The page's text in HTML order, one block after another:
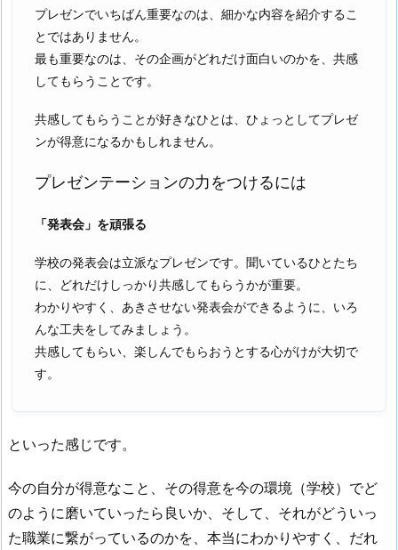
プレゼンでいちばん重要なのは、細かな内容を紹介するこ
とではありません。
最も重要なのは、その企画がどれだけ面白いのかを、共感
してもらうことです。
共感してもらうことが好きなひとは、ひょっとしてプレゼ
ンが得意になるかもしれません。
プレゼンテーションの力をつけるには
「発表会」を頑張る
学校の発表会は立派なプレゼンです。聞いているひとたち
に、どれだけしっかり共感してもらうかが重要。
わかりやすく、あきさせない発表会ができるように、いろ
んな工夫をしてみましょう。
共感してもらい、楽しんでもらおうとする心がけが大切で
す。
といった感じです。
今の自分が得意なこと、その得意を今の環境（学校）でど
のように磨いていったら良いか、そして、それがどういっ
た職業に繋がっているのかを、本当にわかりやすく、だれ